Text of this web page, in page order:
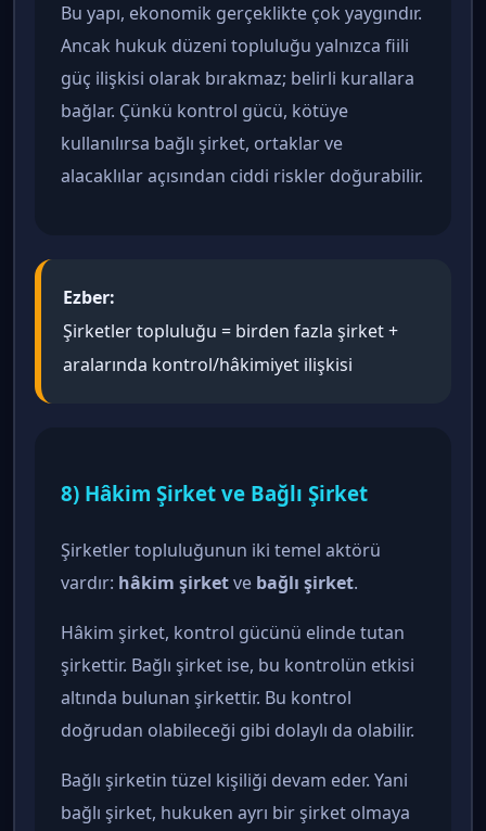
Bu yapı, ekonomik gerçeklikte çok yaygındır.
Ancak hukuk düzeni topluluğu yalnızca fiili
güç ilişkisi olarak bırakmaz; belirli kurallara
bağlar. Çünkü kontrol gücü, kötüye
kullanılırsa bağlı şirket, ortaklar ve
alacaklılar açısından ciddi riskler doğurabilir.
Ezber:
Şirketler topluluğu = birden fazla şirket +
aralarında kontrol/hâkimiyet ilişkisi
8) Hâkim Şirket ve Bağlı Şirket
Şirketler topluluğunun iki temel aktörü
vardır: hâkim şirketve bağlı şirket.
Hâkim şirket, kontrol gücünü elinde tutan
şirkettir. Bağlı şirket ise, bu kontrolün etkisi
altında bulunan şirkettir. Bu kontrol
doğrudan olabileceği gibi dolaylı da olabilir.
Bağlı şirketin tüzel kişiliği devam eder. Yani
bağlı şirket, hukuken ayrı bir şirket olmaya